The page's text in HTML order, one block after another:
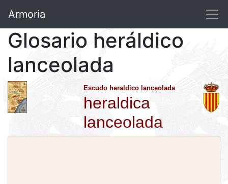
Armoria
Glosario heráldico
lanceolada
Escudo heraldico lanceolada
heraldica
lanceolada